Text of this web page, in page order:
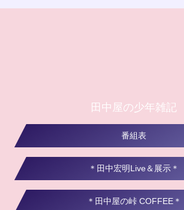
田中屋の少年雑記
番組表
＊田中宏明Live＆展示＊
＊田中屋の峠 COFFEE＊